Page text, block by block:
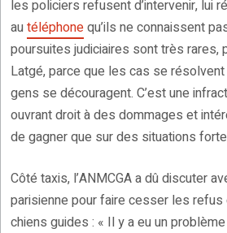
les policiers refusent d’intervenir, lui
autéléphonequ’ils ne connaissent
poursuites judiciaires sont très rares,
Latgé, parce que les cas se
gens se découragent. C’est une
ouvrant droit à des dommages et
de gagner que sur des situations
Côté taxis, l’ANMCGA a dû discuter
parisienne pour faire cesser les refus
chiens guides : « Il y a eu un